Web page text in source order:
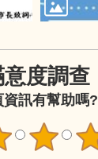
意度調查
資訊有幫助嗎?